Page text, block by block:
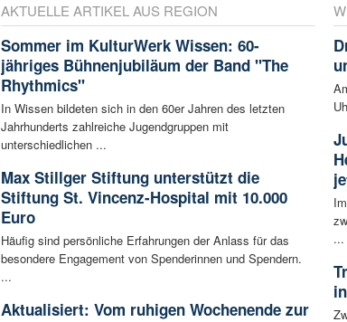
AKTUELLE ARTIKEL AUS REGION
Sommer im KulturWerk Wissen: 60-
jähriges Bühnenjubiläum der Band "The
Rhythmics"
In Wissen bildeten sich in den 60er Jahren des letzten
Jahrhunderts zahlreiche Jugendgruppen mit
unterschiedlichen ...
Max Stillger Stiftung unterstützt die
Stiftung St. Vincenz-Hospital mit 10.000
Euro
Häufig sind persönliche Erfahrungen der Anlass für das
besondere Engagement von Spenderinnen und Spendern.
...
Aktualisiert: Vom ruhigen Wochenende zur
...